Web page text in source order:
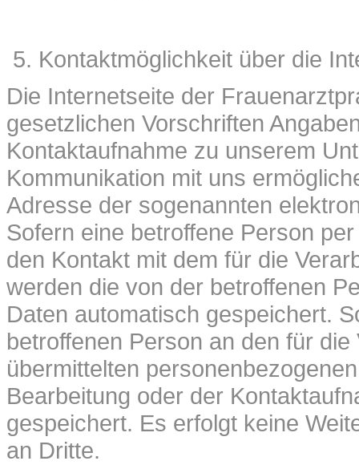
Kontaktmöglichkeit über die
Die Internetseite der
gesetzlichen Vorschriften
Kontaktaufnahme zu unserem
Kommunikation mit uns
Adresse der sogenannten
Sofern eine betroffene Person
den Kontakt mit dem für die
werden die von der betroffenen
Daten automatisch gespeichert.
betroffenen Person an den für
übermittelten
Bearbeitung oder der
gespeichert. Es erfolgt keine
an Dritte.